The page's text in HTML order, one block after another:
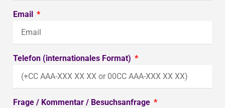
Email
Telefon (internationales Format)
Frage / Kommentar / Besuchsanfrage